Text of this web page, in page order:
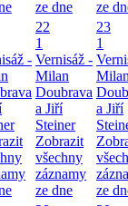
ze dne
ze
-
22
1
Vernisáž -
Milan
Doubrava
a Jiří
Steiner
Zobrazit
všechny
záznamy
ze dne
23
1
a Jiří
ze